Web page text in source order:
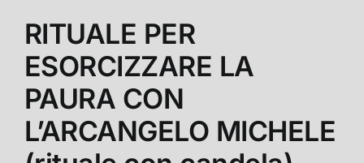
RITUALE PER
ESORCIZZARE LA
PAURA CON
L’ARCANGELO MICHELE